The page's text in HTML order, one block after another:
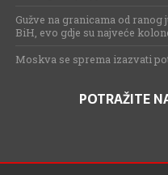
Gužve na granicama od ranog
BiH, evo gdje su najveće
Moskva se sprema izazvati
POTRAŽITE